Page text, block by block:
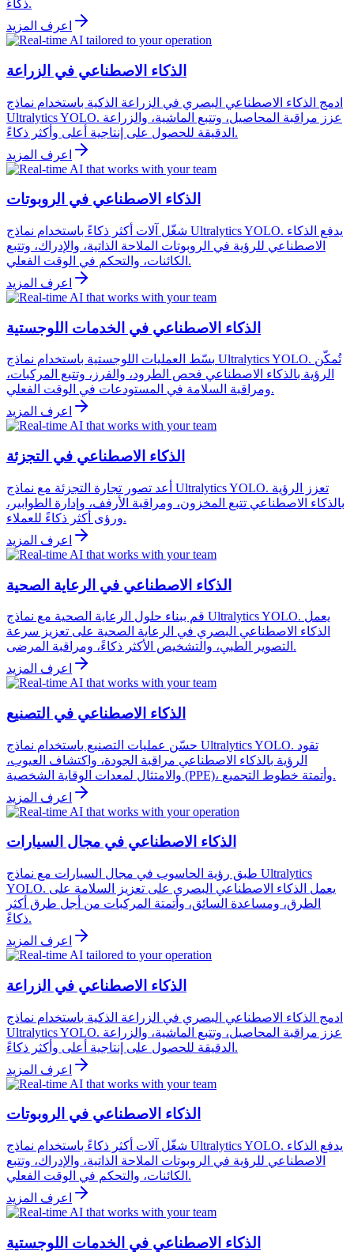
ذكاءً.
اعرف المزيد
الذكاء الاصطناعي في الزراعة
ادمج الذكاء الاصطناعي البصري في الزراعة الذكية باستخدام نماذج
Ultralytics YOLO. عزز مراقبة المحاصيل، وتتبع الماشية، والزراعة
الدقيقة للحصول على إنتاجية أعلى وأكثر ذكاءً.
اعرف المزيد
الذكاء الاصطناعي في الروبوتات
شغّل آلات أكثر ذكاءً باستخدام نماذج Ultralytics YOLO. يدفع الذكاء
الاصطناعي للرؤية في الروبوتات الملاحة الذاتية، والإدراك، وتتبع
الكائنات، والتحكم في الوقت الفعلي.
اعرف المزيد
الذكاء الاصطناعي في الخدمات اللوجستية
بسّط العمليات اللوجستية باستخدام نماذج Ultralytics YOLO. تُمكّن
الرؤية بالذكاء الاصطناعي فحص الطرود، والفرز، وتتبع المركبات،
ومراقبة السلامة في المستودعات في الوقت الفعلي.
اعرف المزيد
الذكاء الاصطناعي في التجزئة
أعد تصور تجارة التجزئة مع نماذج Ultralytics YOLO. تعزز الرؤية
بالذكاء الاصطناعي تتبع المخزون، ومراقبة الأرفف، وإدارة الطوابير،
ورؤى أكثر ذكاءً للعملاء.
اعرف المزيد
الذكاء الاصطناعي في الرعاية الصحية
قم ببناء حلول الرعاية الصحية مع نماذج Ultralytics YOLO. يعمل
الذكاء الاصطناعي البصري في الرعاية الصحية على تعزيز سرعة
التصوير الطبي، والتشخيص الأكثر ذكاءً، ومراقبة المرضى.
اعرف المزيد
الذكاء الاصطناعي في التصنيع
حسّن عمليات التصنيع باستخدام نماذج Ultralytics YOLO. تقود
الرؤية بالذكاء الاصطناعي مراقبة الجودة، واكتشاف العيوب،
والامتثال لمعدات الوقاية الشخصية (PPE)، وأتمتة خطوط التجميع.
اعرف المزيد
الذكاء الاصطناعي في مجال السيارات
طبق رؤية الحاسوب في مجال السيارات مع نماذج Ultralytics
YOLO. يعمل الذكاء الاصطناعي البصري على تعزيز السلامة على
الطرق، ومساعدة السائق، وأتمتة المركبات من أجل طرق أكثر
ذكاءً.
اعرف المزيد
الذكاء الاصطناعي في الزراعة
ادمج الذكاء الاصطناعي البصري في الزراعة الذكية باستخدام نماذج
Ultralytics YOLO. عزز مراقبة المحاصيل، وتتبع الماشية، والزراعة
الدقيقة للحصول على إنتاجية أعلى وأكثر ذكاءً.
اعرف المزيد
الذكاء الاصطناعي في الروبوتات
شغّل آلات أكثر ذكاءً باستخدام نماذج Ultralytics YOLO. يدفع الذكاء
الاصطناعي للرؤية في الروبوتات الملاحة الذاتية، والإدراك، وتتبع
الكائنات، والتحكم في الوقت الفعلي.
اعرف المزيد
الذكاء الاصطناعي في الخدمات اللوجستية